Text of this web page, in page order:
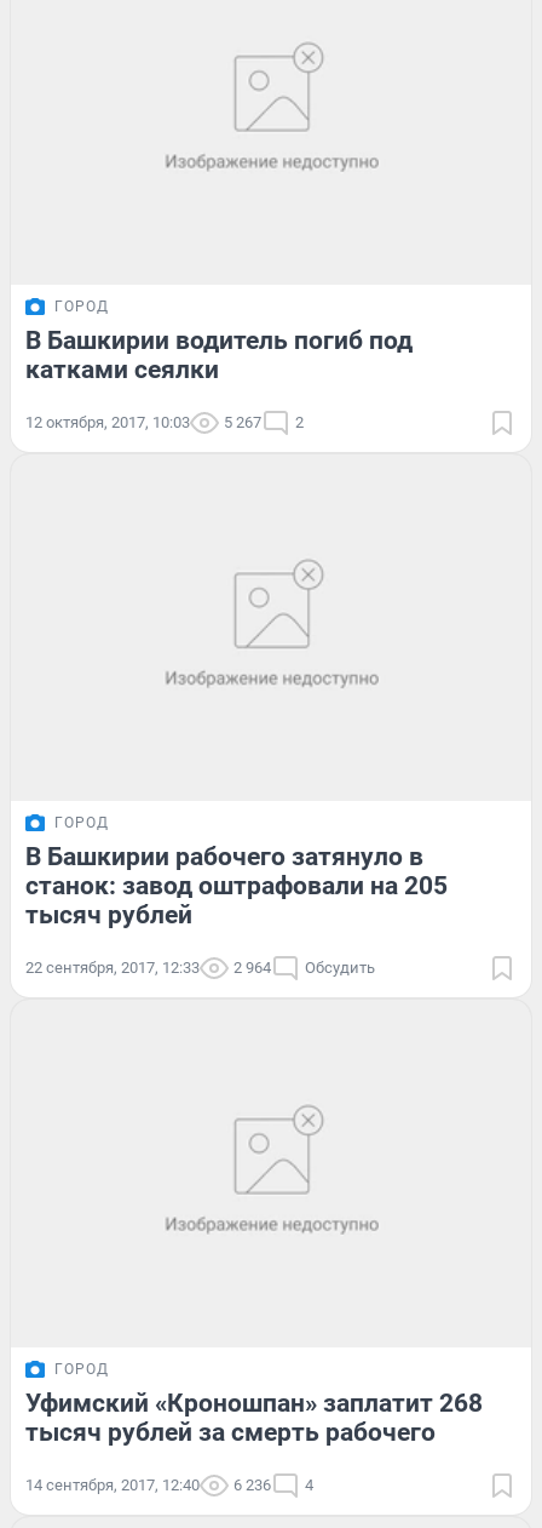
ГОРОД
В Башкирии водитель погиб под
катками сеялки
12 октября, 2017, 10:03 5 267 2
ГОРОД
В Башкирии рабочего затянуло в
станок: завод оштрафовали на 205
тысяч рублей
22 сентября, 2017, 12:33 2 964 Обсудить
ГОРОД
Уфимский «Кроношпан» заплатит 268
тысяч рублей за смерть рабочего
14 сентября, 2017, 12:40 6 236 4